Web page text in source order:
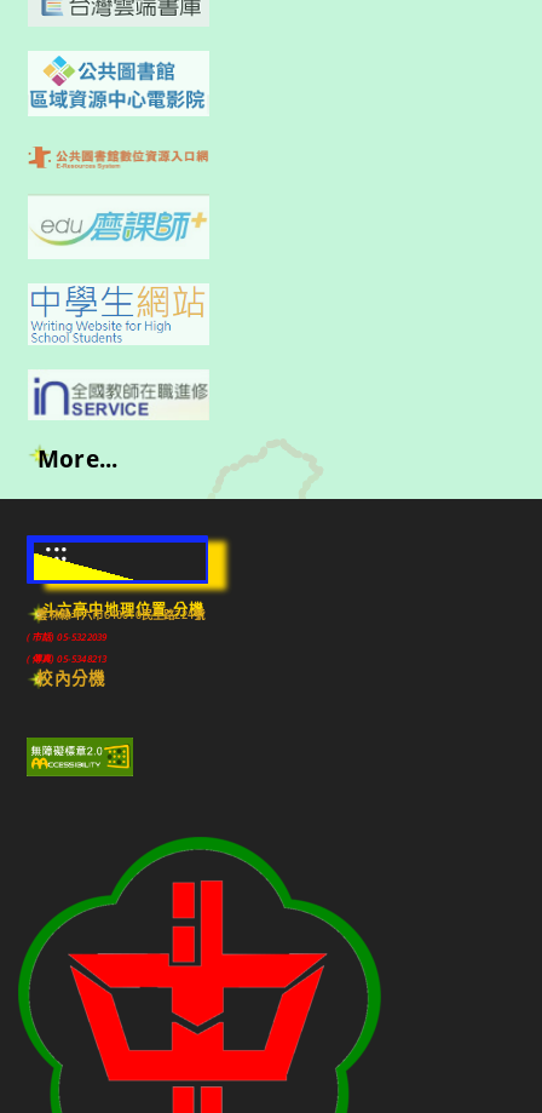
More...
:::
斗六高中地理位置-分機
雲林縣斗六市640010民生路224號
(市話) 05-5322039
(傳真) 05-5348213
校內分機